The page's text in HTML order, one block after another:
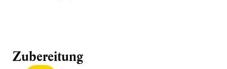
Zubereitung